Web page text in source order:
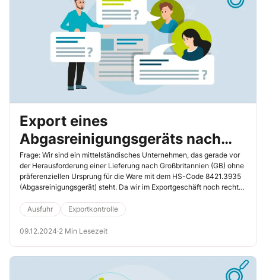
Export eines
Abgasreinigungsgeräts nach
Großbritannien – was sollen wir
nun tun?
Frage: Wir sind ein mittelständisches Unternehmen, das gerade vor
der Herausforderung einer Lieferung nach Großbritannien (GB) ohne
präferenziellen Ursprung für die Ware mit dem HS-Code 8421.3935
(Abgasreinigungsgerät) steht. Da wir im Exportgeschäft noch recht
müssen. Können Sie uns hier weiterhelfen?
Ausfuhr Exportkontrolle
09.12.2024·2 Min Lesezeit